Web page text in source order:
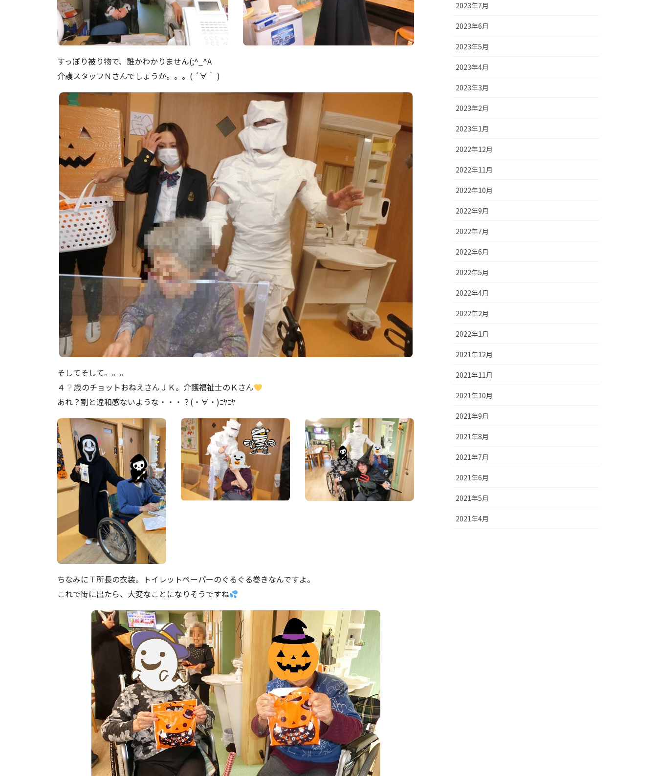
すっぼり被り物で、誰かわかりません(;^_^A
介護スタッフＮさんでしょうか。。。( ´∀｀ )
そしてそして。。。
４
歳のチョットおねえさんＪＫ。介護福祉士のＫさん
あれ？割と違和感ないような・・・？(・∀・)ﾆﾔﾆﾔ
ちなみにＴ所長の衣装。トイレットペーパーのぐるぐる巻きなんですよ。
これで街に出たら、大変なことになりそうですね
2023年7月
2023年6月
2023年5月
2023年4月
2023年3月
2023年2月
2023年1月
2022年12月
2022年11月
2022年10月
2022年9月
2022年7月
2022年6月
2022年5月
2022年4月
2022年2月
2022年1月
2021年12月
2021年11月
2021年10月
2021年9月
2021年8月
2021年7月
2021年6月
2021年5月
2021年4月